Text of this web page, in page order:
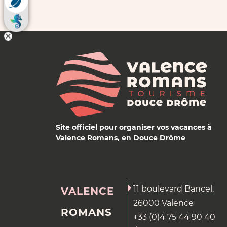
Site officiel pour organiser vos vacances à
Valence Romans, en Douce Drôme
VALENCE
ROMANS
11 boulevard Bancel,
26000 Valence
+33 (0)4 75 44 90 40